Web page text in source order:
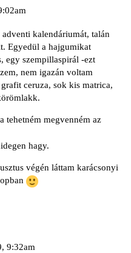
kalendáriumát, talán
Egyedül a hajgumikat
egy szempillaspirál -ezt
nem igazán voltam
ceruza, sok kis matrica,
tehetném megvenném az
hagy.
végén láttam karácsonyi
9:32am